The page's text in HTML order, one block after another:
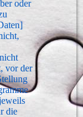
oder
vor der
die